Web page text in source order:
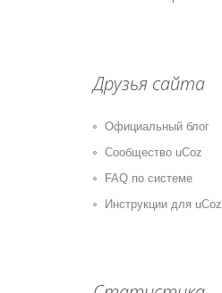
Друзья сайта
Официальный блог
Сообщество uCoz
FAQ по системе
Инструкции для uCoz